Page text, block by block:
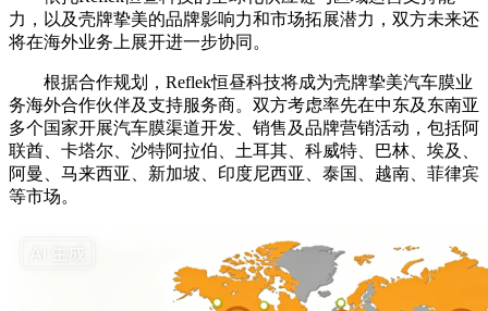
力，以及壳牌挚美的品牌影响力和市场拓展潜力，双方未来还
将在海外业务上展开进一步协同。
根据合作规划，Reflek恒昼科技将成为壳牌挚美汽车膜业
务海外合作伙伴及支持服务商。双方考虑率先在中东及东南亚
多个国家开展汽车膜渠道开发、销售及品牌营销活动，包括阿
联酋、卡塔尔、沙特阿拉伯、土耳其、科威特、巴林、埃及、
阿曼、马来西亚、新加坡、印度尼西亚、泰国、越南、菲律宾
等市场。